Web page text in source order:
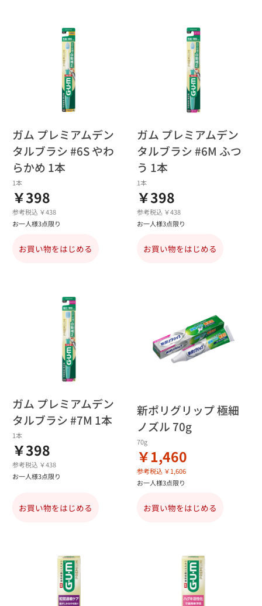
ガム プレミアムデン
タルブラシ #6S やわ
らかめ 1本
1本
￥398
参考税込 ￥438
お一人様3点限り
お買い物をはじめる
ガム プレミアムデン
タルブラシ #6M ふつ
う 1本
1本
￥398
参考税込 ￥438
お一人様3点限り
お買い物をはじめる
ガム プレミアムデン
タルブラシ #7M 1本
1本
￥398
参考税込 ￥438
お一人様3点限り
お買い物をはじめる
新ポリグリップ 極細
ノズル 70g
70g
￥1,460
参考税込 ￥1,606
お一人様3点限り
お買い物をはじめる